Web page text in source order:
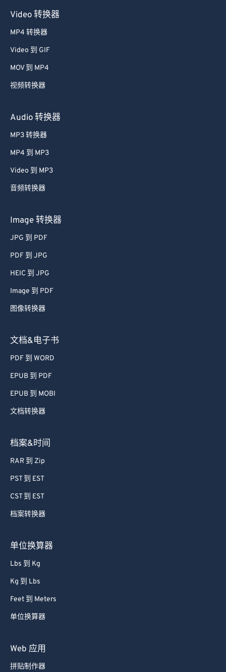
Video 转换器
MP4 转换器
Video 到 GIF
MOV 到 MP4
视频转换器
Audio 转换器
MP3 转换器
MP4 到 MP3
Video 到 MP3
音频转换器
Image 转换器
JPG 到 PDF
PDF 到 JPG
HEIC 到 JPG
Image 到 PDF
图像转换器
文档&电子书
PDF 到 WORD
EPUB 到 PDF
EPUB 到 MOBI
文档转换器
档案&时间
RAR 到 Zip
PST 到 EST
CST 到 EST
档案转换器
单位换算器
Lbs 到 Kg
Kg 到 Lbs
Feet 到 Meters
单位换算器
Web 应用
拼贴制作器